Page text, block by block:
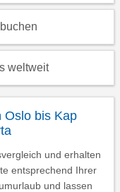
weltweit
Oslo bis Kap
und erhalten
entsprechend Ihrer
und lassen